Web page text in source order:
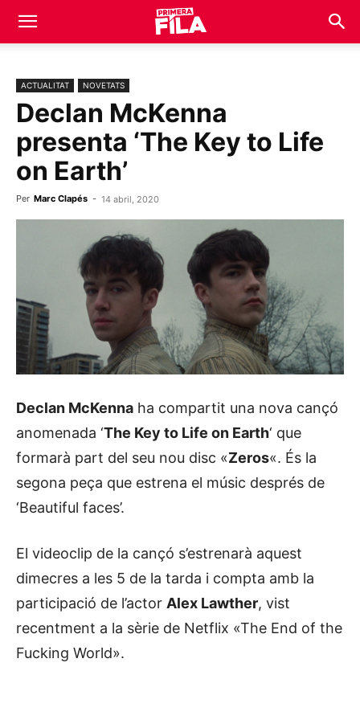
ACTUALITAT NOVETATS
Declan McKenna
presenta ‘The Key to Life
on Earth’
Per Marc Clapés - 14 abril, 2020
Declan McKenna ha compartit una nova cançó
anomenada ‘The Key to Life on Earth‘ que
formarà part del seu nou disc «Zeros«. És la
segona peça que estrena el músic després de
‘Beautiful faces’.
El videoclip de la cançó s’estrenarà aquest
dimecres a les 5 de la tarda i compta amb la
participació de l’actor Alex Lawther, vist
recentment a la sèrie de Netflix «The End of the
Fucking World».